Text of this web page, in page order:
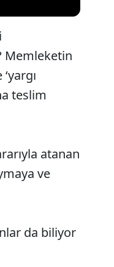
Memleketin
teslim
atanan
ve
da biliyor